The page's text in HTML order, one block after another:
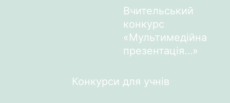
Вчительський
конкурс
«Мультимедійна
презентація…»
Конкурси для учнів